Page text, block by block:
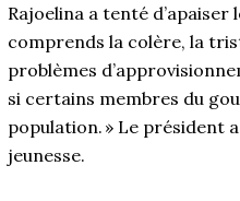
Rajoelina a tenté d’apaiser
comprends la colère, la
problèmes
si certains membres du
population. » Le président
jeunesse.